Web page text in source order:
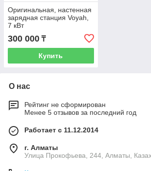
Оригинальная, настенная
зарядная станция Voyah,
7 кВт
300 000 ₸
Купить
О нас
Рейтинг не сформирован
Менее 5 отзывов за последний год
Работает с 11.12.2014
г. Алматы
​Улица Прокофьева, 244, Алматы,